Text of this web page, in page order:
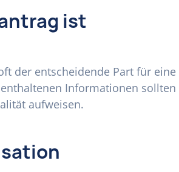
ist
der entscheidende Part für eine
Informationen sollten
aufweisen.